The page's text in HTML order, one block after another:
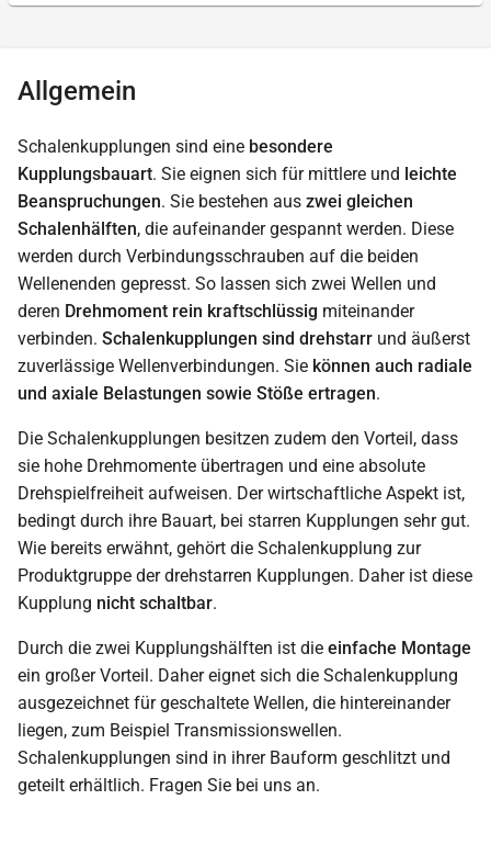
Allgemein
Schalenkupplungen sind eine besondere
Kupplungsbauart. Sie eignen sich für mittlere und leichte
Beanspruchungen. Sie bestehen aus zwei gleichen
Schalenhälften, die aufeinander gespannt werden. Diese
werden durch Verbindungsschrauben auf die beiden
Wellenenden gepresst. So lassen sich zwei Wellen und
deren Drehmoment rein kraftschlüssig miteinander
verbinden. Schalenkupplungen sind drehstarr und äußerst
zuverlässige Wellenverbindungen. Sie können auch radiale
und axiale Belastungen sowie Stöße ertragen.
Die Schalenkupplungen besitzen zudem den Vorteil, dass
sie hohe Drehmomente übertragen und eine absolute
Drehspielfreiheit aufweisen. Der wirtschaftliche Aspekt ist,
bedingt durch ihre Bauart, bei starren Kupplungen sehr gut.
Wie bereits erwähnt, gehört die Schalenkupplung zur
Produktgruppe der drehstarren Kupplungen. Daher ist diese
Kupplung nicht schaltbar.
Durch die zwei Kupplungshälften ist die einfache Montage
ein großer Vorteil. Daher eignet sich die Schalenkupplung
ausgezeichnet für geschaltete Wellen, die hintereinander
liegen, zum Beispiel Transmissionswellen.
Schalenkupplungen sind in ihrer Bauform geschlitzt und
geteilt erhältlich. Fragen Sie bei uns an.